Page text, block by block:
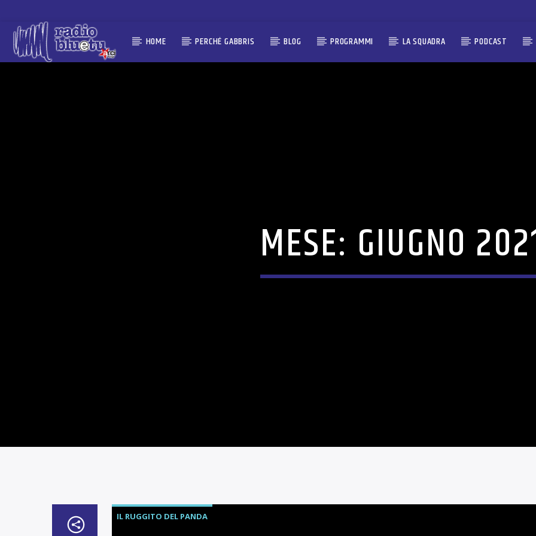
HOME PERCHÉ GABBRIS BLOG PROGRAMMI LA SQUADRA PODCAST
MESE: GIUGNO
IL RUGGITO DEL PANDA